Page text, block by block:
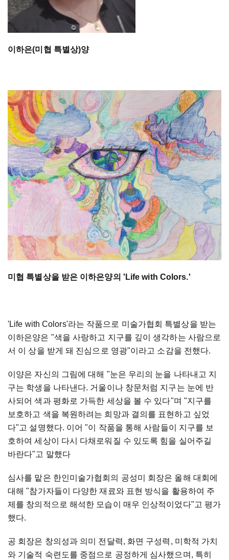
이하은(미협 특별상)양
미협 특별상을 받은 이하은양의 'Life with Colors.'
'Life with Colors'라는 작품으로 미술가협회 특별상을 받는
이하은양은 "색을 사랑하고 지구를 깊이 생각하는 사람으로
서 이 상을 받게 돼 진심으로 영광"이라고 소감을 전했다.
이양은 자신의 그림에 대해 "눈은 우리의 눈을 나타내고 지
구는 학생을 나타낸다. 거울이나 창문처럼 지구는 눈에 반
사되어 색과 평화로 가득한 세상을 볼 수 있다"며 "지구를
보호하고 색을 복원하려는 희망과 결의를 표현하고 싶었
다"고 설명했다. 이어 "이 작품을 통해 사람들이 지구를 보
호하여 세상이 다시 다채로워질 수 있도록 힘을 실어주길
바란다"고 말했다
심사를 맡은 한인미술가협회의 공성미 회장은 올해 대회에
대해 "참가자들이 다양한 재료와 표현 방식을 활용하여 주
제를 창의적으로 해석한 모습이 매우 인상적이었다"고 평가
했다.
공 회장은 창의성과 의미 전달력, 화면 구성력, 미학적 가치
와 기술적 숙련도를 중점으로 공정하게 심사했으며, 특히